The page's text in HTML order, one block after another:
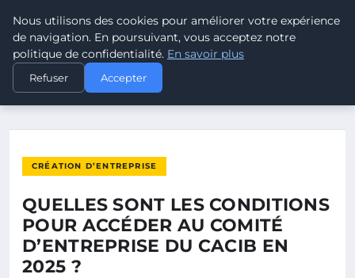
POUVOIR OUVRIER
ACCUEIL
QUELLES SONT LES CONDITIONS POUR ACCÉDER AU COMITÉ…
CRÉATION D’ENTREPRISE
QUELLES SONT LES CONDITIONS
POUR ACCÉDER AU COMITÉ
D’ENTREPRISE DU CACIB EN
2025 ?
Nous utilisons des cookies pour améliorer votre expérience
de navigation. En poursuivant, vous acceptez notre
politique de confidentialité. En savoir plus
Refuser Accepter